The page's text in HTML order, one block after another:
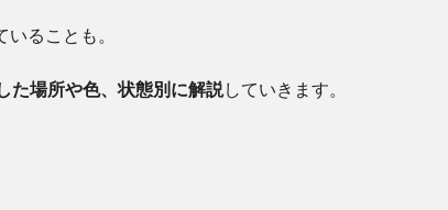
ることも。
た場所や色、状態別に解説していきます。